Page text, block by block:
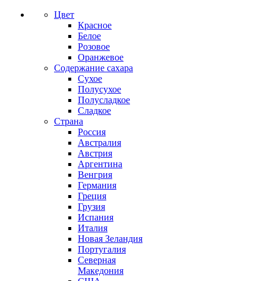
Цвет
Красное
Белое
Розовое
Оранжевое
Содержание сахара
Сухое
Полусухое
Полусладкое
Сладкое
Страна
Россия
Австралия
Австрия
Аргентина
Венгрия
Германия
Греция
Грузия
Испания
Италия
Новая Зеландия
Португалия
Северная
Македония